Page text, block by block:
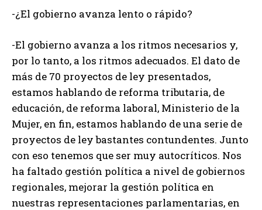
-¿El gobierno avanza lento o rápido?
-El gobierno avanza a los ritmos necesarios y,
por lo tanto, a los ritmos adecuados. El dato de
más de 70 proyectos de ley presentados,
estamos hablando de reforma tributaria, de
educación, de reforma laboral, Ministerio de la
Mujer, en fin, estamos hablando de una serie de
proyectos de ley bastantes contundentes. Junto
con eso tenemos que ser muy autocríticos. Nos
ha faltado gestión política a nivel de gobiernos
regionales, mejorar la gestión política en
nuestras representaciones parlamentarias, en